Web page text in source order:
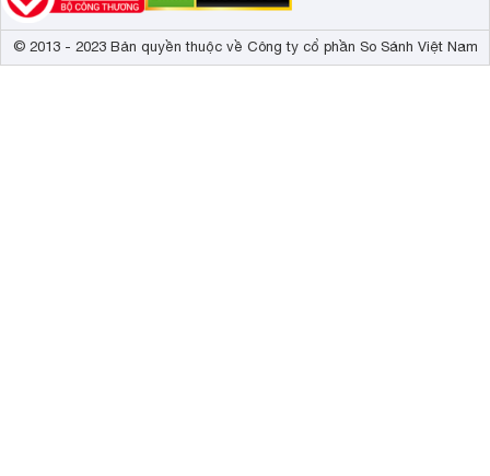
© 2013 - 2023 Bản quyền thuộc về Công ty cổ phần So Sánh Việt Nam